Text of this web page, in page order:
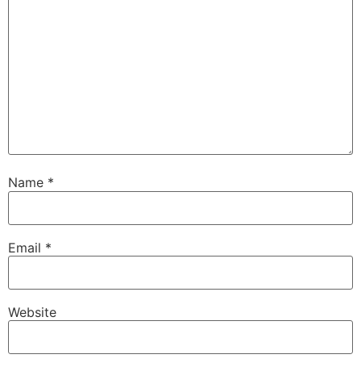
Name *
Email *
Website